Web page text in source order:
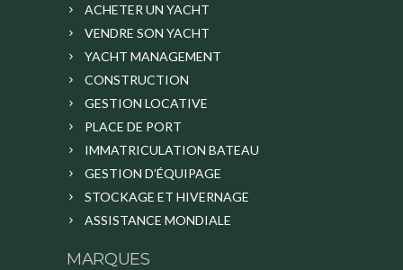
ACHETER UN YACHT
VENDRE SON YACHT
YACHT MANAGEMENT
CONSTRUCTION
GESTION LOCATIVE
PLACE DE PORT
IMMATRICULATION BATEAU
GESTION D’ÉQUIPAGE
STOCKAGE ET HIVERNAGE
ASSISTANCE MONDIALE
MARQUES